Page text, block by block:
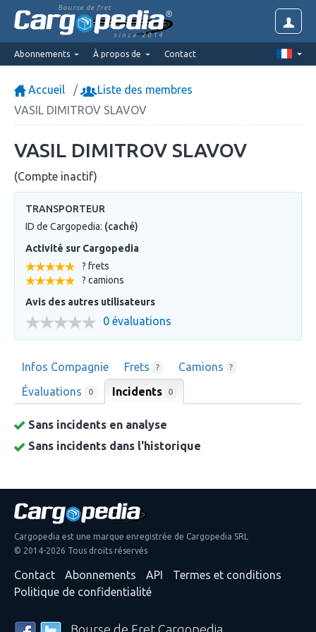
Bourse de fret
since 2014
Abonnements À propos de Contact
Accueil
Liste des membres
VASIL DIMITROV SLAVOV
VASIL DIMITROV SLAVOV
(Compte inactif)
TRANSPORTEUR
ID de Cargopedia: (caché)
Activité sur Cargopedia
? frets
? camions
Avis des autres utilisateurs
0 évaluations
Infos Compagnie Frets ? Camions ?
Évaluations 0 Incidents 0
Sans incidents en analyse
Sans incidents dans l'historique
Cargopedia est une marque enregistrée de Cargopedia SRL
© 2014-2026 Tous droits réservés
Contact Abonnements API
Termes et conditions
Politique de confidentialité
Bourse de Fret Cargopedia